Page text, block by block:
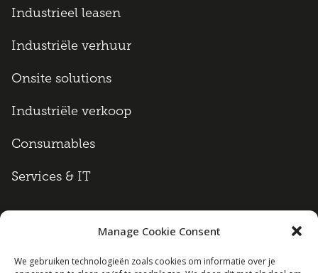
Manage Cookie Consent
We gebruiken technologieën zoals cookies om informatie over je
Industrieel leasen
Industriële verhuur
Onsite solutions
Industriële verkoop
Consumables
Services & IT